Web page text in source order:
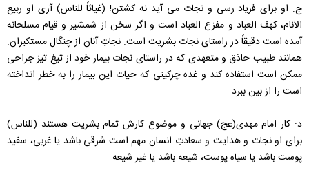
ج: او برای فریاد رسی و نجات می آید نه کشتن! (غیاثاً للناس) آری او ربیع
الانام، کهف العباد و مفزع العباد است و اگر سخن از شمشیر و قیام مسلحانه
آمده است دقیقاً در راستای نجات بشریت است. نجاتِ آنان از چنگال مستکبران.
همانند طبیب حاذق و متعهدی که در راستای نجات بیمار خود از تیغ تیز جراحی
ممکن است استفاده کند و غده چرکینی که حیات این بیمار را به خطر انداخته
است را از بین ببرد.
د: کار امام مهدی(عج) جهانی و موضوع کارش تمام بشریت هستند (للناس)
برای او نجات و هدایت و سعادتِ انسان مهم است شرقی باشد یا غربی، سفید
پوست باشد یا سیاه پوست، شیعه باشد یا غیر شیعه..